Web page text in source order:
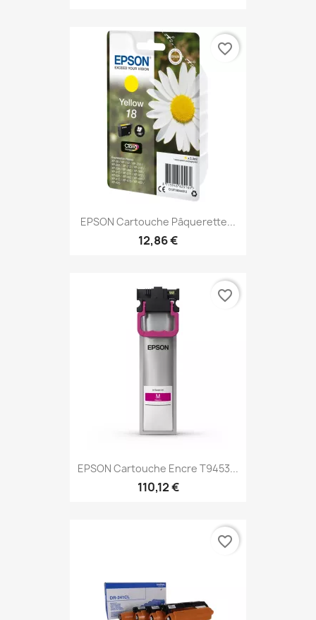
EPSON Cartouche Pâquerette...
12,86 €
favorite_border
EPSON Cartouche Encre T9453...
110,12 €
favorite_border
favorite_border